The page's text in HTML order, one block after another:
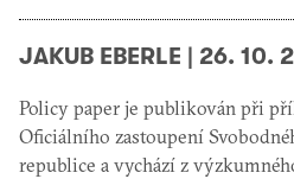
JAKUB EBERLE | 26. 10.
Policy paper je publikován při
Oficiálního zastoupení
republice a vychází z